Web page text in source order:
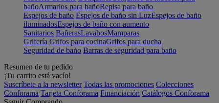
bañoArmarios para bañoRepisa para baño
Espejos de baño Espejos de baño sin LuzEspejos de baño
iluminadosEspejos de baño con aumento
Sanitarios BañerasLavabosMamparas
Grifería Grifos para cocinaGrifos para ducha
Seguridad de baño Barras de seguridad para baño
Resumen de tu pedido
¡Tu carrito está vacío!
Suscríbete a la newsletter Todas las promociones Colecciones
Conforama Tarjeta Conforama Financiación Catálogos Conforama